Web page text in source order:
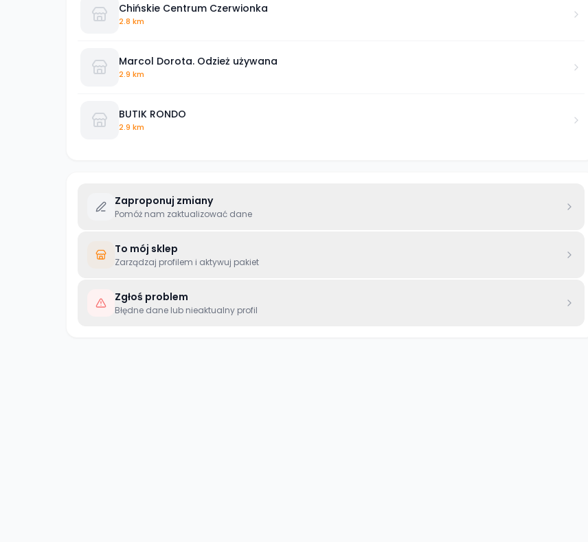
Chińskie Centrum Czerwionka
2.8 km
Marcol Dorota. Odzież używana
2.9 km
BUTIK RONDO
2.9 km
Zaproponuj zmiany
Pomóż nam zaktualizować dane
To mój sklep
Zarządzaj profilem i aktywuj pakiet
Zgłoś problem
Błędne dane lub nieaktualny profil